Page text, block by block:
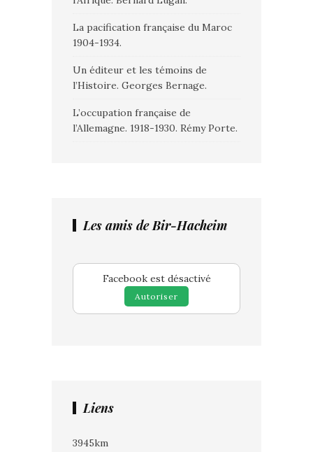
La pacification française du Maroc
1904-1934.
Un éditeur et les témoins de
l’Histoire. Georges Bernage.
L’occupation française de
l’Allemagne. 1918-1930. Rémy Porte.
Les amis de Bir-Hacheim
Facebook est désactivé
Autoriser
Liens
3945km